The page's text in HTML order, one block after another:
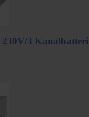
3 Kanalbatteri